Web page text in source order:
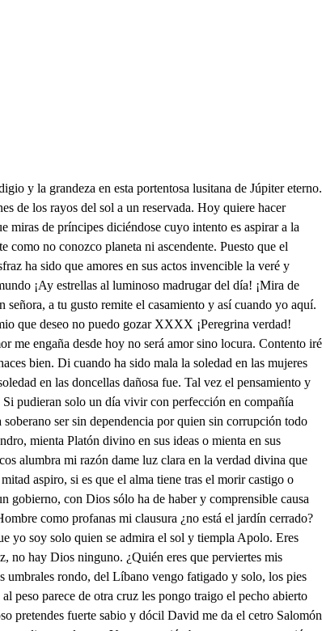
libros he tenido ¡Entrad en mi pecho sacro peregrino! Aunque para vos no es alcázar limpio, si vinieseis cansado del largo camino os baño vos fresco en los ojos míos. Yo a esos pies sagrados si merezco cogerlos labios daré a falta de corales sirios, yo de los cabellos beberé el rocio su belleza estrellas xxxx merecido. Aunque disfrazado como sois tan rico no podéis de Engracia Señor encubriros, labradas las manos trajes de jacintos y el pecho y los pies, de granales finos joya parecéis. Pero sois xxxxx que de piedras y oro para el pecho se hizo para enriquecerme. En él los recibo si de joya tal es mi pecho digno pero esposo eterno, solo no permito que me hagáis piadoso tan gran beneficio si en gracia Engracia hoy osa halaído Gracia habéis de hacerle gracia he de pediros. No que vuestra esposa que hagáis os suplico a una esclava así que así más os sirvo. Pasad a mi rostro los clavos que impíos fueron de secreto xxxxxxxxxxx que yaciendo se dora parece que piso por mares de rosas, montañas de lirios que con tales yerros llamarme y imagino la esclava del cielo si reina he nacido. ¿Que dices en gracia hermosa? Que merecer desearía con Dios de quien ser esclava. Esclava siendo me esposa. Antes es muy propia cosa porque en los libros que de vuestra madre ley que cuando el eterno padre la hallo para vuestra madre respondió también así. Pues si tan santa mujer de quien siendo Dios sois hijo aquí está la esclava dijo: o qué puedo responder vuestra esclava quiero ser para serviros mejor eradme el rostro señor con un clavo de samano que si en mi rostro le gano. No será poco XXXX no he de ser y perdonada vuestro esposa hasta que sea vuestra esclava esto desea mi amor y mi voluntad. Desde hoy el rostro me eras para que segura esté Yo en él un clavo que pondré de los míos y ese día soberana Engracia mía, también mi esposa te haré y así para conseguir el intento que deseas quiero que cristiana seas. Cómo puedo sin morir da mi padre en perseguir. La verdad que en vos ánimo y a Lupercio mi primo en su hambre destruyendo el vuestro. Mostrar pretendo Engracia lo que te estimo. ¿Cómo señor? Quiero yo bautizarte con mi mano. Quien príncipe soberano tal ventura merecía La que esclava se llamó cuando mi esposa hacía a mi imperio Engracia mia, quiero que vayamos los dos dame la mano. ¡Ay, mi Dios! quien logró tal compañía. ¿Qué pide Engracia? Pido